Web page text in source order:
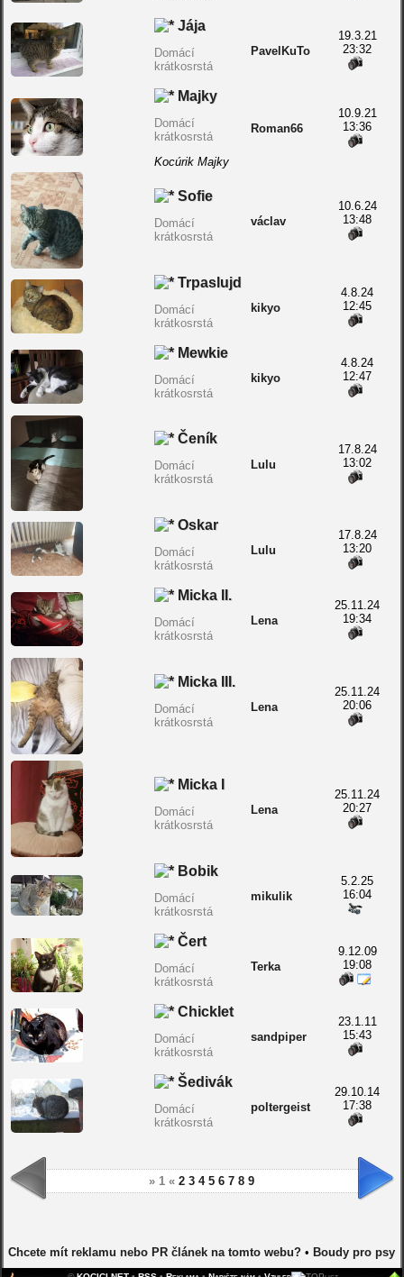
Jája
Domácí
krátkosrstá
PavelKuTo
19.3.21
23:32
Majky
Domácí
krátkosrstá
Kocúrik Majky
Roman66
10.9.21
13:36
Sofie
Domácí
krátkosrstá
václav
10.6.24
13:48
Trpaslujd
Domácí
krátkosrstá
kikyo
4.8.24
12:45
Mewkie
Domácí
krátkosrstá
kikyo
4.8.24
12:47
Čeník
Domácí
krátkosrstá
Lulu
17.8.24
13:02
Oskar
Domácí
krátkosrstá
Lulu
17.8.24
13:20
Micka II.
Domácí
krátkosrstá
Lena
25.11.24
19:34
Micka III.
Domácí
krátkosrstá
Lena
25.11.24
20:06
Micka I
Domácí
krátkosrstá
Lena
25.11.24
20:27
Bobik
Domácí
krátkosrstá
mikulik
5.2.25
16:04
Čert
Domácí
krátkosrstá
Terka
9.12.09
19:08
Chicklet
Domácí
krátkosrstá
sandpiper
23.1.11
15:43
Šedivák
Domácí
krátkosrstá
poltergeist
29.10.14
17:38
» 1 « 2 3 4 5 6 7 8 9
Chcete mít reklamu nebo PR článek na tomto webu? • Boudy pro psy